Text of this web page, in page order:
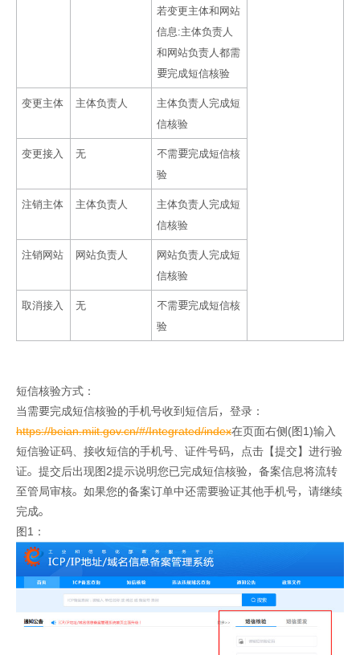
若变更主体和网站
信息:主体负责人
和网站负责人都需
要完成短信核验
变更主体 主体负责人
主体负责人完成短
信核验
变更接入 无
不需要完成短信核
验
注销主体 主体负责人
主体负责人完成短
信核验
注销网站 网站负责人
网站负责人完成短
信核验
取消接入 无
不需要完成短信核
验
短信核验方式：
当需要完成短信核验的手机号收到短信后，登录：
https://beian.miit.gov.cn/#/Integrated/index在页面右侧(图1)输入
短信验证码、接收短信的手机号、证件号码，点击【提交】进行验
证。提交后出现图2提示说明您已完成短信核验，备案信息将流转
至管局审核。如果您的备案订单中还需要验证其他手机号，请继续
完成。
图1：